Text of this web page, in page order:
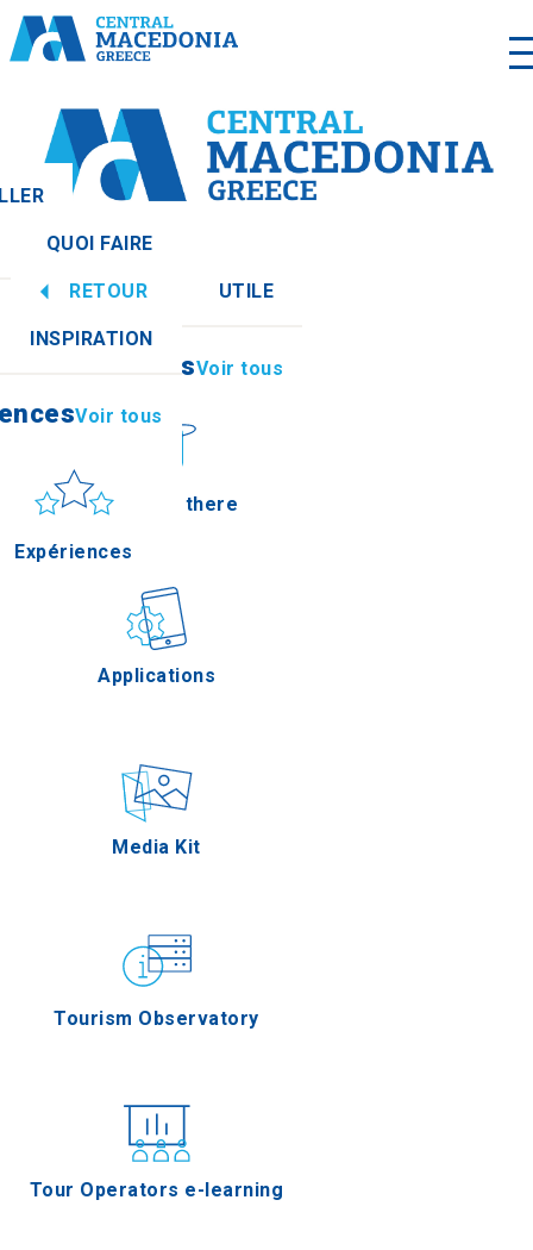
QUOI FAIRE
Gastronomie
RETOUR UTILE
InformationsVoir tous
How to get there
Applications
Media Kit
Tourism Observatory
Tour Operators e-learning
INSPIRATION
Voir tous
Expériences